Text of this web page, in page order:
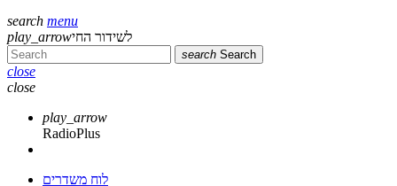
search menu
play_arrowלשידור החי
search Search
close
close
play_arrow
RadioPlus
לוח משדרים